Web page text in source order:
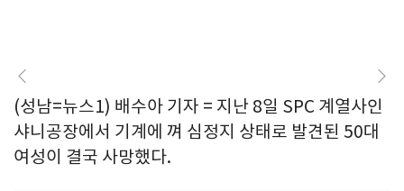
(성남=뉴스1) 배수아 기자 = 지난 8일 SPC 계열사인
샤니공장에서 기계에 껴 심정지 상태로 발견된 50대
여성이 결국 사망했다.